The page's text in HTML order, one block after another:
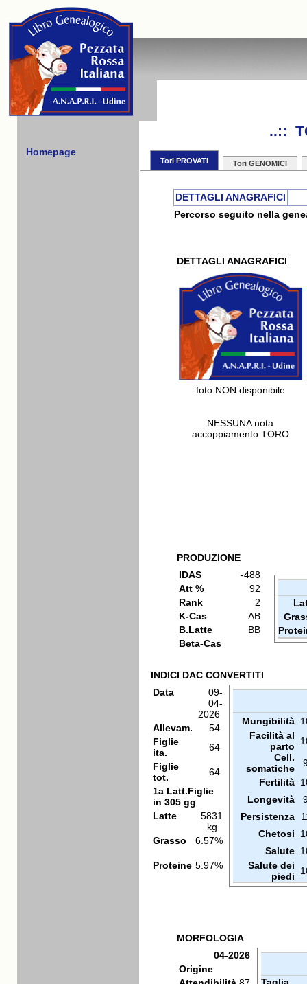
Homepage
..::
Tori PROVATI Tori GENOMICI
DETTAGLI ANAGRAFICI
Percorso seguito nella
DETTAGLI ANAGRAFICI
foto NON disponibile
NESSUNA nota
accoppiamento TORO
PRODUZIONE
IDAS
-488
Att %
92
Rank
2
K-Cas
AB
B.Latte
BB
Beta-Cas
INDICI DAC CONVERTITI
Data
09-
04-
2026
Allevam.
54
Figlie
ita.
64
Figlie
tot.
64
1a Latt.Figlie
in 305 gg
Latte
5831
kg
Grasso
6.57%
Proteine 5.97%
Mungibilità
Facilità al
parto
Cell.
somatiche
Fertilità
Longevità
Persistenza
Chetosi
Salute
Salute dei
piedi
MORFOLOGIA
04-2026
Origine